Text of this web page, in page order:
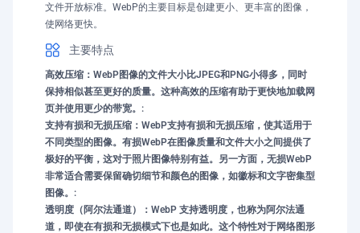
文件开放标准。WebP的主要目标是创建更小、更丰富的图像，
使网络更快。
主要特点
高效压缩：WebP图像的文件大小比JPEG和PNG小得多，同时
保持相似甚至更好的质量。这种高效的压缩有助于更快地加载网
页并使用更少的带宽。:
支持有损和无损压缩：WebP支持有损和无损压缩，使其适用于
不同类型的图像。有损WebP在图像质量和文件大小之间提供了
极好的平衡，这对于照片图像特别有益。另一方面，无损WebP
非常适合需要保留确切细节和颜色的图像，如徽标和文字密集型
图像。:
透明度（阿尔法通道）：WebP 支持透明度，也称为阿尔法通
道，即使在有损和无损模式下也是如此。这个特性对于网络图形